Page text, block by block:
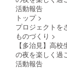
活動報告
トップ >
プロジェクトを
ものづくり >
【多治見】高
の夜を楽しく過
活動報告